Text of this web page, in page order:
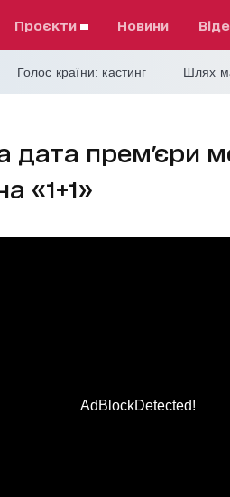
проєкти Новини
Голос країни: кастинг Шлях
дата прем'єри
«1+1»
AdBlockDetected!